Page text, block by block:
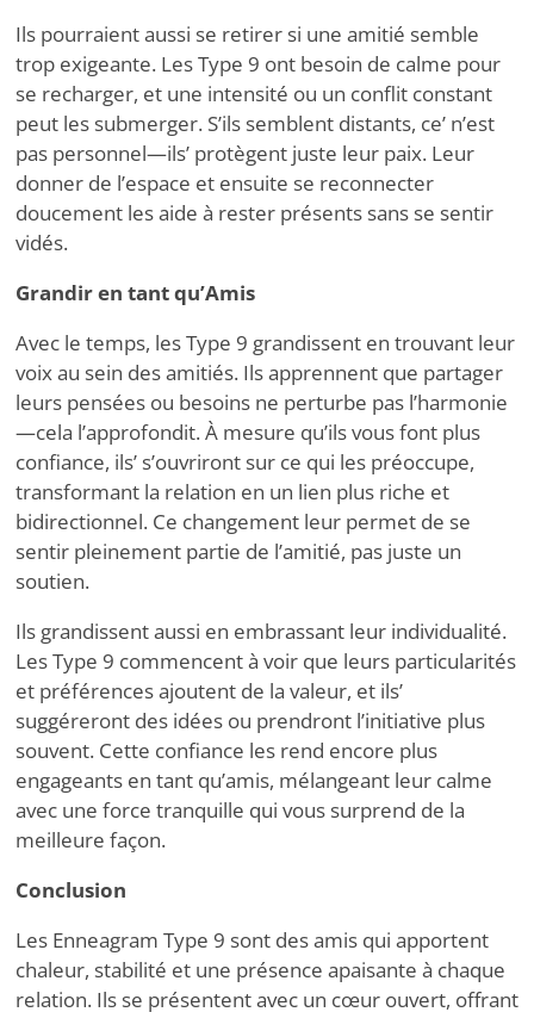
Ils pourraient aussi se retirer si une amitié semble
trop exigeante. Les Type 9 ont besoin de calme pour
se recharger, et une intensité ou un conflit constant
peut les submerger. S’ils semblent distants, ce’ n’est
pas personnel—ils’ protègent juste leur paix. Leur
donner de l’espace et ensuite se reconnecter
doucement les aide à rester présents sans se sentir
vidés.
Grandir en tant qu’Amis
Avec le temps, les Type 9 grandissent en trouvant leur
voix au sein des amitiés. Ils apprennent que partager
leurs pensées ou besoins ne perturbe pas l’harmonie
—cela l’approfondit. À mesure qu’ils vous font plus
confiance, ils’ s’ouvriront sur ce qui les préoccupe,
transformant la relation en un lien plus riche et
bidirectionnel. Ce changement leur permet de se
sentir pleinement partie de l’amitié, pas juste un
soutien.
Ils grandissent aussi en embrassant leur individualité.
Les Type 9 commencent à voir que leurs particularités
et préférences ajoutent de la valeur, et ils’
suggéreront des idées ou prendront l’initiative plus
souvent. Cette confiance les rend encore plus
engageants en tant qu’amis, mélangeant leur calme
avec une force tranquille qui vous surprend de la
meilleure façon.
Conclusion
Les Enneagram Type 9 sont des amis qui apportent
chaleur, stabilité et une présence apaisante à chaque
relation. Ils se présentent avec un cœur ouvert, offrant